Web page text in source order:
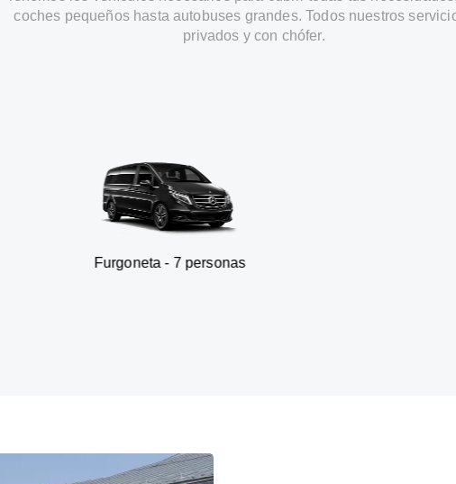
coches pequeños hasta autobuses grandes. Todos nuestros
privados y con chófer.
Furgoneta - 7 personas SUV -